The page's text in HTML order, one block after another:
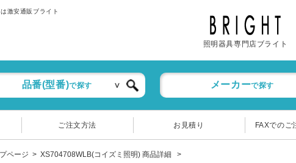
激安通販ブライト
照明器具専門店ブライト
品番(型番)で探す メーカーで探す
ご注文方法 お見積り FAXでのご
ページ XS704708WLB(コイズミ照明) 商品詳細